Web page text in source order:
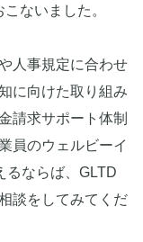
ないました。
人事規定に合わせ
に向けた取り組み
請求サポート体制
員のウェルビーイ
るならば、GLTD
談をしてみてくだ